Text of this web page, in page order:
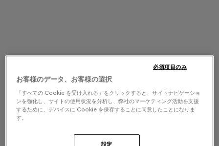
お客様のデータ、お客様の選択
「すべての Cookie を受け入れる」をクリックすると、サイトナビゲーショ
ンを強化し、サイトの使用状況を分析し、弊社のマーケティング活動を支援
するために、デバイスに Cookie を保存することに同意したことになりま
す。
設定
必須項目のみ